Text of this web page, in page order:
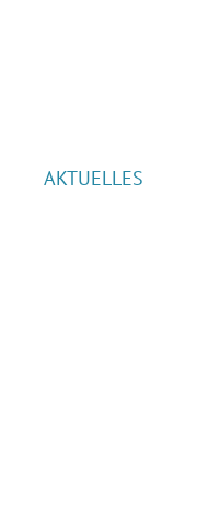
AKTUELLES